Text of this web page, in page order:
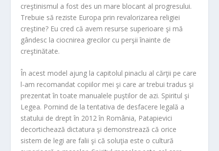
creştinismul a fost des un mare blocant al progresului.
Trebuie să reziste Europa prin revalorizarea religiei
creştine? Eu cred că avem resurse superioare şi mă
gândesc la ciocnirea grecilor cu perşii înainte de
creştinătate.
În acest model ajung la capitolul pinaclu al cărţii pe care
l-am recomandat copiilor mei şi care ar trebui tradus şi
prezentat în toate manualele puştilor de azi. Spiritul şi
Legea. Pornind de la tentativa de desfacere legală a
statului de drept în 2012 în România, Patapievici
decortichează dictatura şi demonstrează că orice
sistem de legi are falii şi că soluţia este o cultură